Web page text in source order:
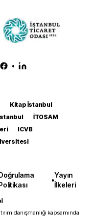
•
Kitap İstanbul
İTOSAM
ICVB
•
Yayın
İlkeleri
danışmanlığı kapsamında